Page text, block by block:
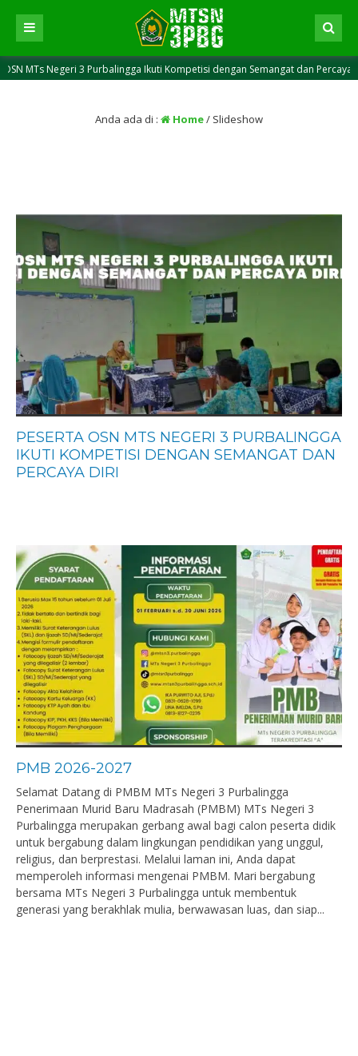
Negeri 3 Purbalingga Ikuti Kompetisi dengan Semangat dan Percaya Diri
Anda ada di : Home/ Slideshow
PESERTA OSN MTS NEGERI 3 PURBALINGGA
IKUTI KOMPETISI DENGAN SEMANGAT DAN
PERCAYA DIRI
PMB 2026-2027
Selamat Datang di PMBM MTs Negeri 3 Purbalingga
Penerimaan Murid Baru Madrasah (PMBM) MTs Negeri 3
Purbalingga merupakan gerbang awal bagi calon peserta didik
untuk bergabung dalam lingkungan pendidikan yang unggul,
religius, dan berprestasi. Melalui laman ini, Anda dapat
memperoleh informasi mengenai PMBM. Mari bergabung
bersama MTs Negeri 3 Purbalingga untuk membentuk
generasi yang berakhlak mulia, berwawasan luas, dan siap...